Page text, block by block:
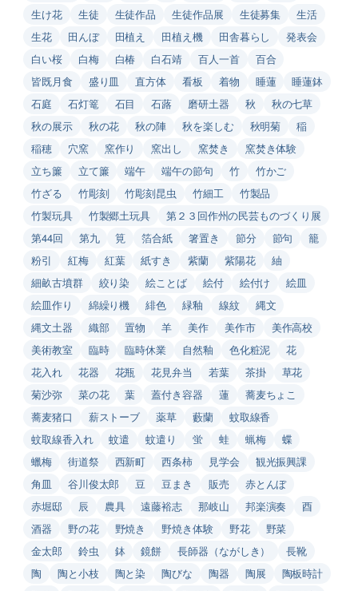
生け花
生徒 生徒作品 生徒作品展 生徒募集
生活
生花
田んぼ 田植え 田植え機 田舎暮らし
発表会
白い桜
白梅 白椿 白石靖 百人一首
百合
皆既月食
盛り皿 直方体 看板 着物 睡蓮
睡蓮鉢
石庭
石灯篭 石目 石蕗 磨研土器 秋
秋の七草
秋の展示
秋の花 秋の陣 秋を楽しむ 秋明菊
稲
稲穂
穴窯 窯作り 窯出し 窯焚き
窯焚き体験
立ち簾
立て簾 端午 端午の節句 竹
竹かご
竹ざる
竹彫刻 竹彫刻昆虫 竹細工
竹製品
竹製玩具
竹製郷土玩具
第２３回作州の民芸ものづくり展
第44回
第九 筧 箔合紙 箸置き 節分 節句
籠
粉引
紅梅 紅葉 紙すき 紫蘭 紫陽花
紬
細畝古墳群
絞り染 絵ことば 絵付 絵付け
絵皿
絵皿作り
綿繰り機 緋色 緑釉 線紋
縄文
縄文土器
織部 置物 羊 美作 美作市
美作高校
美術教室
臨時 臨時休業 自然釉 色化粧泥
花
花入れ
花器 花瓶 花見弁当 若葉 茶掛
草花
菊沙弥
菜の花 葉 蓋付き容器 蓮
蕎麦ちょこ
蕎麦猪口
薪ストーブ 薬草 藪蘭
蚊取線香
蚊取線香入れ
蚊遣 蚊遣り 蛍 蛙 蝋梅
蝶
蠟梅
街道祭 西新町 西条柿 見学会
観光振興課
角皿
谷川俊太郎 豆 豆まき 販売
赤とんぼ
赤堀邸
辰 農具 遠藤裕志 那岐山 邦楽演奏
酉
酒器
野の花 野焼き 野焼き体験 野花
野菜
金太郎
鈴虫 鉢 鏡餅 長師器（ながしき）
長靴
陶
陶と小枝 陶と染 陶びな 陶器 陶展
陶板時計